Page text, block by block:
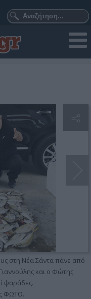
στη Νέα Σάντα πάνε από
και ο Φώτης
ψαράδες.
ΦΩΤΟ.